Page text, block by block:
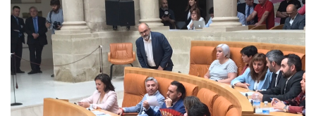
n
d
a
n
e
a